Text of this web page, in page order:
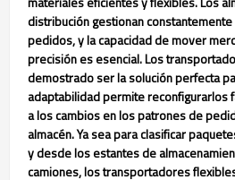
distribución gestionan
pedidos, y la capacidad de mover
precisión es esencial. Los
demostrado ser la solución perfecta
adaptabilidad permite reconfigurarlos
a los cambios en los patrones de
almacén. Ya sea para clasificar
y desde los estantes de
camiones, los transportadores